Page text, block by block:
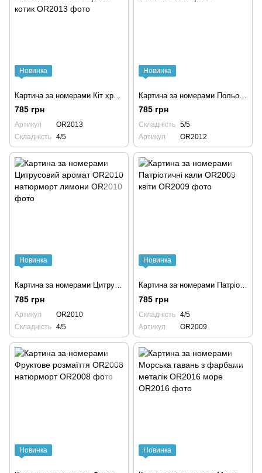
Новинка
785 грн
Артикул
OR2013
Складність 4/5
Новинка
785 грн
Складність 5/5
Артикул
OR2012
Новинка
Картина за номерами Цитрусовий аромат OR2010 натюрморт лимони
785 грн
Артикул
OR2010
Складність 4/5
Новинка
Картина за номерами Патріотичні кали OR2009 квіти
785 грн
Складність 4/5
Артикул
OR2009
Новинка Новинка